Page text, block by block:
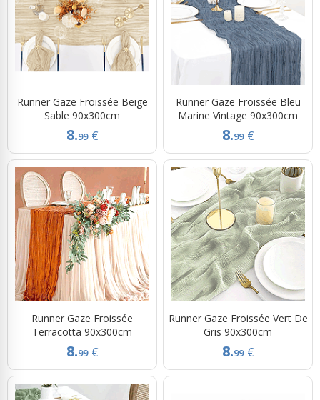
Runner Gaze Froissée Beige
Sable 90x300cm
8.99 €
Runner Gaze Froissée Bleu
Marine Vintage 90x300cm
8.99 €
Runner Gaze Froissée
Terracotta 90x300cm
8.99 €
Runner Gaze Froissée Vert De
Gris 90x300cm
8.99 €